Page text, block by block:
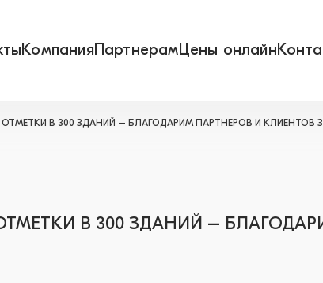
КомпанияПартнерамЦены онлайн
ОТМЕТКИ В 300 ЗДАНИЙ – БЛАГОДАРИМ ПАРТНЕРОВ И КЛИЕНТОВ
ОТМЕТКИ В 300 ЗДАНИЙ –